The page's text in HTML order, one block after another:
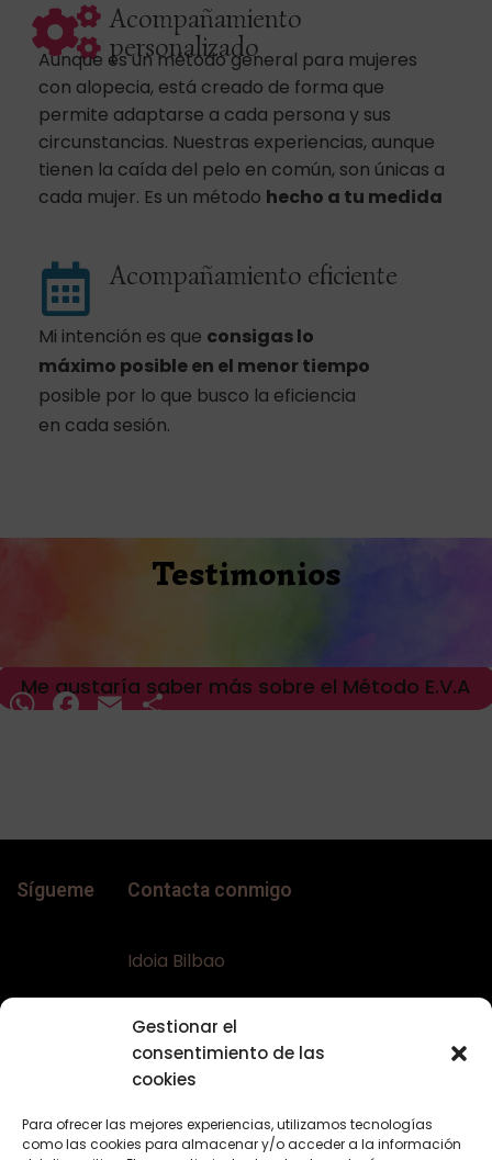
Gestionar el
consentimiento de las
cookies
Para ofrecer las mejores experiencias, utilizamos tecnologías
como las cookies para almacenar y/o acceder a la información
Acompañamiento
personalizado
Aunque es un método general para mujeres
con alopecia, está creado de forma que
permite adaptarse a cada persona y sus
circunstancias. Nuestras experiencias, aunque
tienen la caída del pelo en común, son únicas a
cada mujer. Es un método hecho a tu medida
Acompañamiento eficiente
Mi intención es que consigas lo
máximo posibleen el menor tiempo
posible por lo que busco la eficiencia
en cada sesión.
Me gustaría saber más sobre el Método E.V.A
Testimonios
WhatsApp
Facebook
Email
Compartir
Sígueme Contacta conmigo
Idoia Bilbao
Teléfono:+34 617644453
Email:bellaconalopecia@gmail.com
Web:
Textos Legales